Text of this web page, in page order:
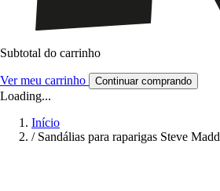
Subtotal do carrinho
Ver meu carrinho Continuar comprando
Loading...
Início
/ Sandálias para raparigas Steve